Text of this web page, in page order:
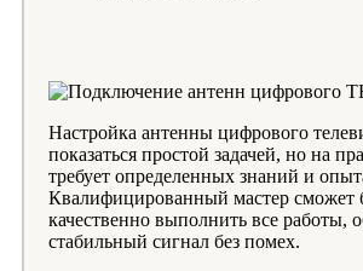
Настройка антенны цифрового
показаться простой задачей, но на
требует определенных знаний и
Квалифицированный мастер сможет
качественно выполнить все работы,
стабильный сигнал без помех.